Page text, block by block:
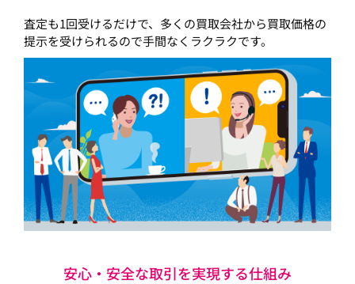
査定も1回受けるだけで、多くの買取会社から買取価格の
提示を受けられるので手間なくラクラクです。
安心・安全な取引を実現する仕組み